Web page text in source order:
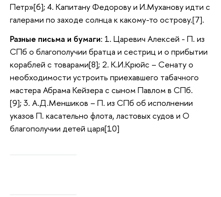
Петр»[6]; 4. Капитану Федорову и И.Муханову идти с
галерами по заходе солнца к какому-то острову.[7].
Разные письма и бумаги: 1. Царевич Алексей - П. из
СПб о благополучии братца и сестриц и о прибытии
кораблей с товарами[8]; 2. К.И.Крюйс – Сенату о
необходимости устроить приехавшего табачного
мастера Абрама Кейзера с сыном Павлом в СПб.
[9]; 3. А.Д.Меншиков – П. из СПб об исполнении
указов П. касательно флота, ластовых судов и О
благополучии детей царя[10]